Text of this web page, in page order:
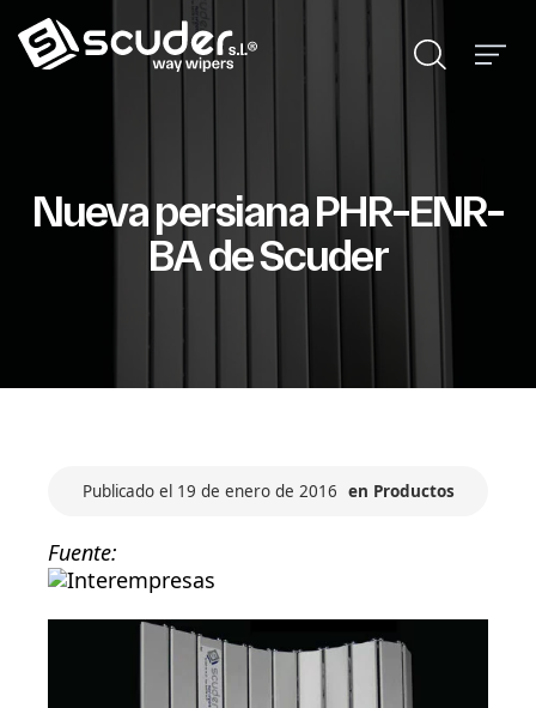
Nueva persiana PHR-ENR-
BA de Scuder
Publicado el 19 de enero de 2016 en Productos
Fuente: